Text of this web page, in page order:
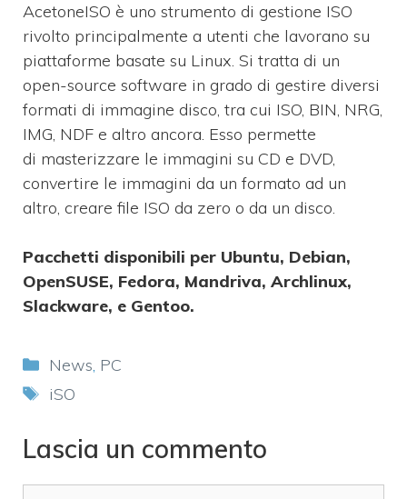
AcetoneISO è uno strumento di gestione ISO
rivolto principalmente a utenti che lavorano su
piattaforme basate su Linux. Si tratta di un
open-source software in grado di gestire diversi
formati di immagine disco, tra cui ISO, BIN, NRG,
IMG, NDF e altro ancora. Esso permette
di masterizzare le immagini su CD e DVD,
convertire le immagini da un formato ad un
altro, creare file ISO da zero o da un disco.
Pacchetti disponibili per Ubuntu, Debian,
OpenSUSE, Fedora, Mandriva, Archlinux,
Slackware, e Gentoo.
Categorie
News, PC
Tag
iSO
Lascia un commento